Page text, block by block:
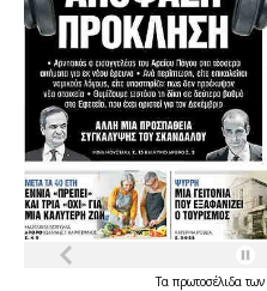
Τα πρωτοσέλιδατων